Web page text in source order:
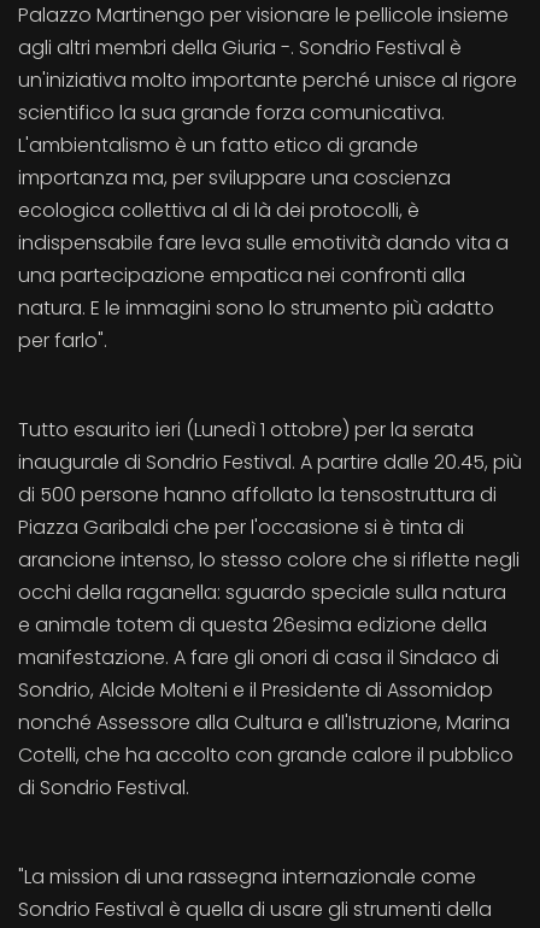
Palazzo Martinengo per visionare le pellicole insieme
agli altri membri della Giuria -. Sondrio Festival è
un'iniziativa molto importante perché unisce al rigore
scientifico la sua grande forza comunicativa.
L'ambientalismo è un fatto etico di grande
importanza ma, per sviluppare una coscienza
ecologica collettiva al di là dei protocolli, è
indispensabile fare leva sulle emotività dando vita a
una partecipazione empatica nei confronti alla
natura. E le immagini sono lo strumento più adatto
per farlo".
Tutto esaurito ieri (Lunedì 1 ottobre) per la serata
inaugurale di Sondrio Festival. A partire dalle 20.45, più
di 500 persone hanno affollato la tensostruttura di
Piazza Garibaldi che per l'occasione si è tinta di
arancione intenso, lo stesso colore che si riflette negli
occhi della raganella: sguardo speciale sulla natura
e animale totem di questa 26esima edizione della
manifestazione. A fare gli onori di casa il Sindaco di
Sondrio, Alcide Molteni e il Presidente di Assomidop
nonché Assessore alla Cultura e all'Istruzione, Marina
Cotelli, che ha accolto con grande calore il pubblico
di Sondrio Festival.
"La mission di una rassegna internazionale come
Sondrio Festival è quella di usare gli strumenti della